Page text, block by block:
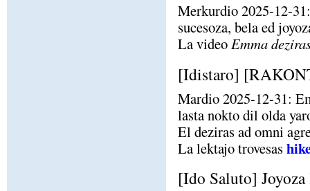
Merkurdio 2025-12-
sucesoza, bela ed
La videoEmma
[Idistaro]
Mardio 2025-12-31:
lasta nokto dil olda
El deziras ad omni
La lektajo trovesas
[Ido Saluto]